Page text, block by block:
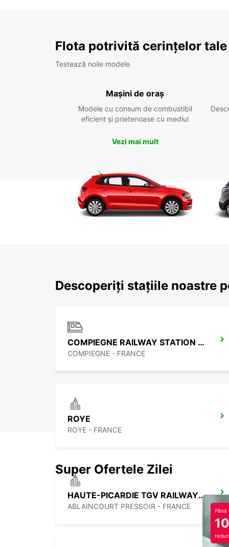
Flota potrivită cerințelor tale
Testează noile modele
Mașini de oraș
Modele cu consum de combustibil
eficient și prietenoase cu mediul
Vezi mai mult
Descoperiți stațiile noastre
COMPIEGNE RAILWAY STATION - SERVICE POINT
COMPIEGNE - FRANCE
ROYE
ROYE - FRANCE
HAUTE-PICARDIE TGV RAILWAY STATION - SERVICE POINT
ABLAINCOURT PRESSOIR - FRANCE
Super Ofertele Zilei
Până